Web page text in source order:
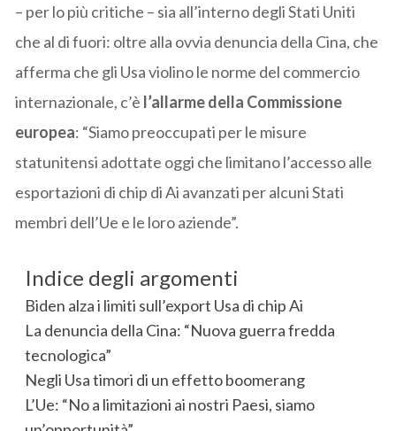
– per lo più critiche – sia all’interno degli Stati Uniti
che al di fuori: oltre alla ovvia denuncia della Cina, che
afferma che gli Usa violino le norme del commercio
internazionale, c’è l’allarme della Commissione
europea: “Siamo preoccupati per le misure
statunitensi adottate oggi che limitano l’accesso alle
esportazioni di chip di Ai avanzati per alcuni Stati
membri dell’Ue e le loro aziende”.
Indice degli argomenti
Biden alza i limiti sull’export Usa di chip Ai
La denuncia della Cina: “Nuova guerra fredda
tecnologica”
Negli Usa timori di un effetto boomerang
L’Ue: “No a limitazioni ai nostri Paesi, siamo